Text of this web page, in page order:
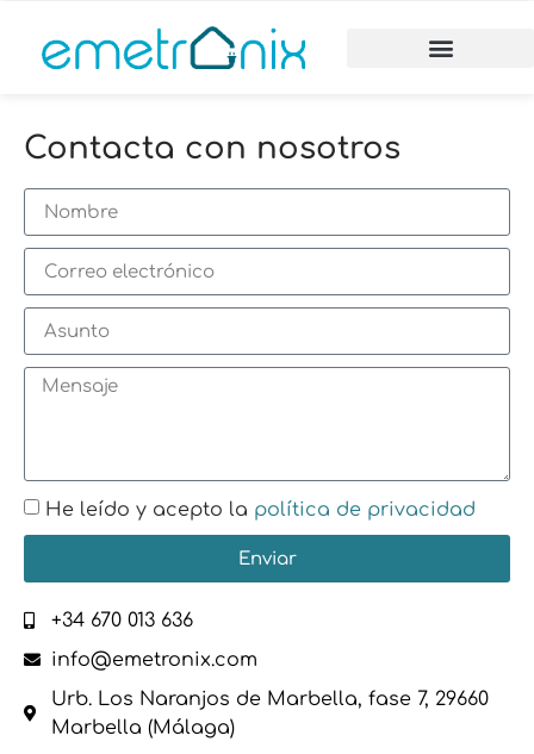
Contacta con nosotros
He leído y acepto la política de privacidad
Enviar
+34 670 013 636
info@emetronix.com
Urb. Los Naranjos de Marbella, fase 7, 29660
Marbella (Málaga)